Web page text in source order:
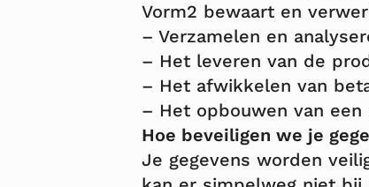
Vorm2 bewaart en
– Verzamelen en
– Het leveren van de
– Het afwikkelen van
– Het opbouwen van
Hoe beveiligen we je
Je gegevens worden